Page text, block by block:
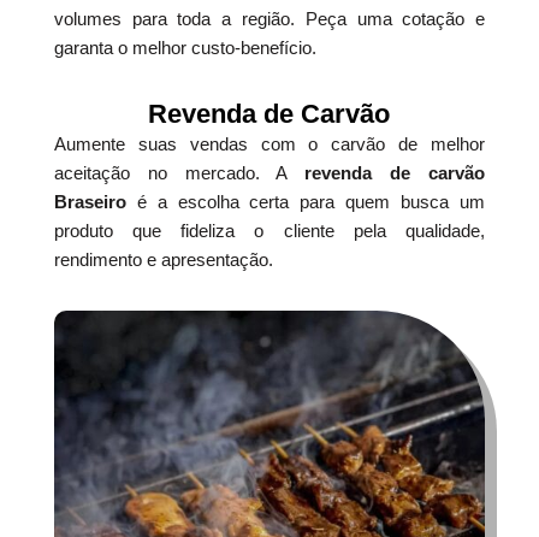
volumes para toda a região. Peça uma cotação e
garanta o melhor custo-benefício.
Revenda de Carvão
Aumente suas vendas com o carvão de melhor
aceitação no mercado. A revenda de carvão
Braseiroé a escolha certa para quem busca um
produto que fideliza o cliente pela qualidade,
rendimento e apresentação.